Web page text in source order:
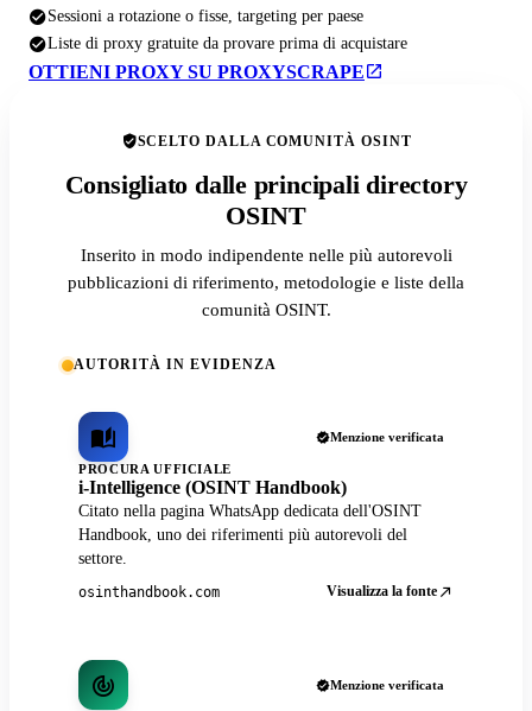
Sessioni a rotazione o fisse, targeting per paese
Liste di proxy gratuite da provare prima di acquistare
OTTIENI PROXY SU PROXYSCRAPE
SCELTO DALLA COMUNITÀ OSINT
Consigliato dalle principali directory
OSINT
Inserito in modo indipendente nelle più autorevoli
pubblicazioni di riferimento, metodologie e liste della
comunità OSINT.
AUTORITÀ IN EVIDENZA
Menzione verificata
PROCURA UFFICIALE
i-Intelligence (OSINT Handbook)
Citato nella pagina WhatsApp dedicata dell'OSINT
Handbook, uno dei riferimenti più autorevoli del
settore.
osinthandbook.com Visualizza la fonte
Menzione verificata